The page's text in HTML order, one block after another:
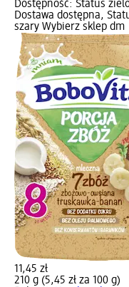
Dostępność: Status
Dostawa dostępna,
szary Wybierz sklep dm
11,45 zł
210 g (5,45 zł za 100 g)